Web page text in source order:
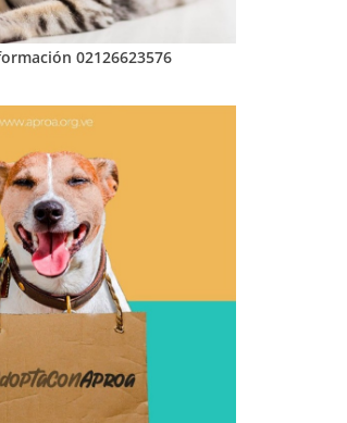
02126623576